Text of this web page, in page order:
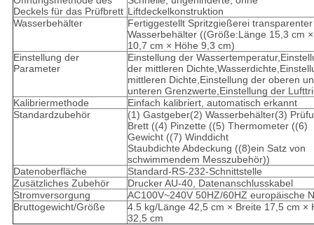
Deckels für das Prüfbrett Liftdeckelkonstruktion
Wasserbehälter
Fertiggestellt Spritzgießerei
Wasserbehälter ((Größe:Länge 15,3 cm
10,7 cm × Höhe 9,3 cm)
Einstellung der
Parameter
Einstellung der
der mittleren
mittleren Dichte,Einstellung der oberen
unteren Grenzwerte,Einstellung der
Kalibriermethode
Einfach kalibriert, automatisch erkannt
Standardzubehör
(1) Gastgeber(2) Wasserbehälter(3)
Brett ((4) Pinzette ((5) Thermometer ((6)
Gewicht ((7) Winddicht
Staubdichte Abdeckung ((8)ein Satz von
schwimmendem Messzubehör))
Datenoberfläche
Standard-RS-232-Schnittstelle
Zusätzliches Zubehör
Drucker AU-40, Datenanschlusskabel
Stromversorgung
AC100V~240V 50HZ/60HZ europäische
Bruttogewicht/Größe
4.5 kg/Länge 42,5 cm × Breite 17,5 cm ×
32,5 cm